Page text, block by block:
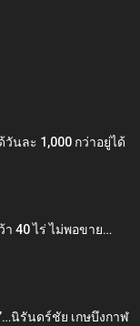
วันละ 1,000 กว่าอยู่ได้
40 ไร่ ไม่พอขาย…
นิรันดร์ชัย เกษบึงกาฬ